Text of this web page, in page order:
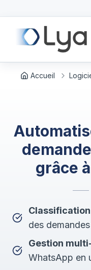
Accueil
grâce
des
Gestion
WhatsApp en